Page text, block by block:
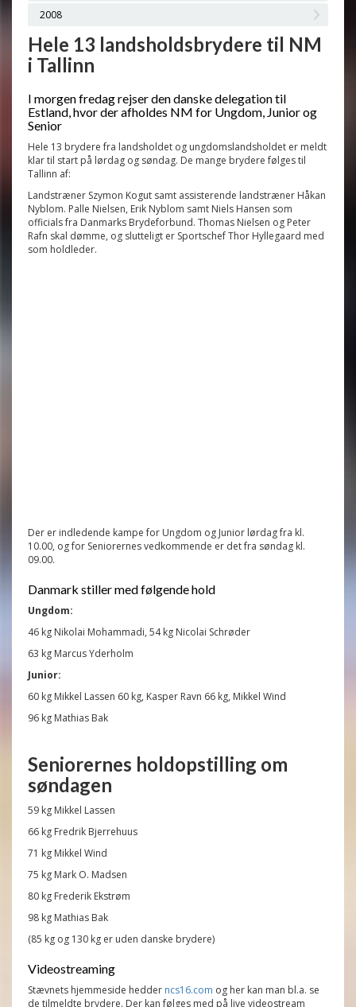
2008
Hele 13 landsholdsbrydere til NM
i Tallinn
I morgen fredag rejser den danske delegation til
Estland, hvor der afholdes NM for Ungdom, Junior og
Senior
Hele 13 brydere fra landsholdet og ungdomslandsholdet er meldt
klar til start på lørdag og søndag. De mange brydere følges til
Tallinn af:
Landstræner Szymon Kogut samt assisterende landstræner Håkan
Nyblom. Palle Nielsen, Erik Nyblom samt Niels Hansen som
officials fra Danmarks Brydeforbund. Thomas Nielsen og Peter
Rafn skal dømme, og slutteligt er Sportschef Thor Hyllegaard med
som holdleder.
Der er indledende kampe for Ungdom og Junior lørdag fra kl.
10.00, og for Seniorernes vedkommende er det fra søndag kl.
09.00.
Danmark stiller med følgende hold
Ungdom:
46 kg Nikolai Mohammadi, 54 kg Nicolai Schrøder
63 kg Marcus Yderholm
Junior:
60 kg Mikkel Lassen 60 kg, Kasper Ravn 66 kg, Mikkel Wind
96 kg Mathias Bak
Seniorernes holdopstilling om
søndagen
59 kg Mikkel Lassen
66 kg Fredrik Bjerrehuus
71 kg Mikkel Wind
75 kg Mark O. Madsen
80 kg Frederik Ekstrøm
98 kg Mathias Bak
(85 kg og 130 kg er uden danske brydere)
Videostreaming
Stævnets hjemmeside hedder ncs16.com og her kan man bl.a. se
de tilmeldte brydere. Der kan følges med på live videostream